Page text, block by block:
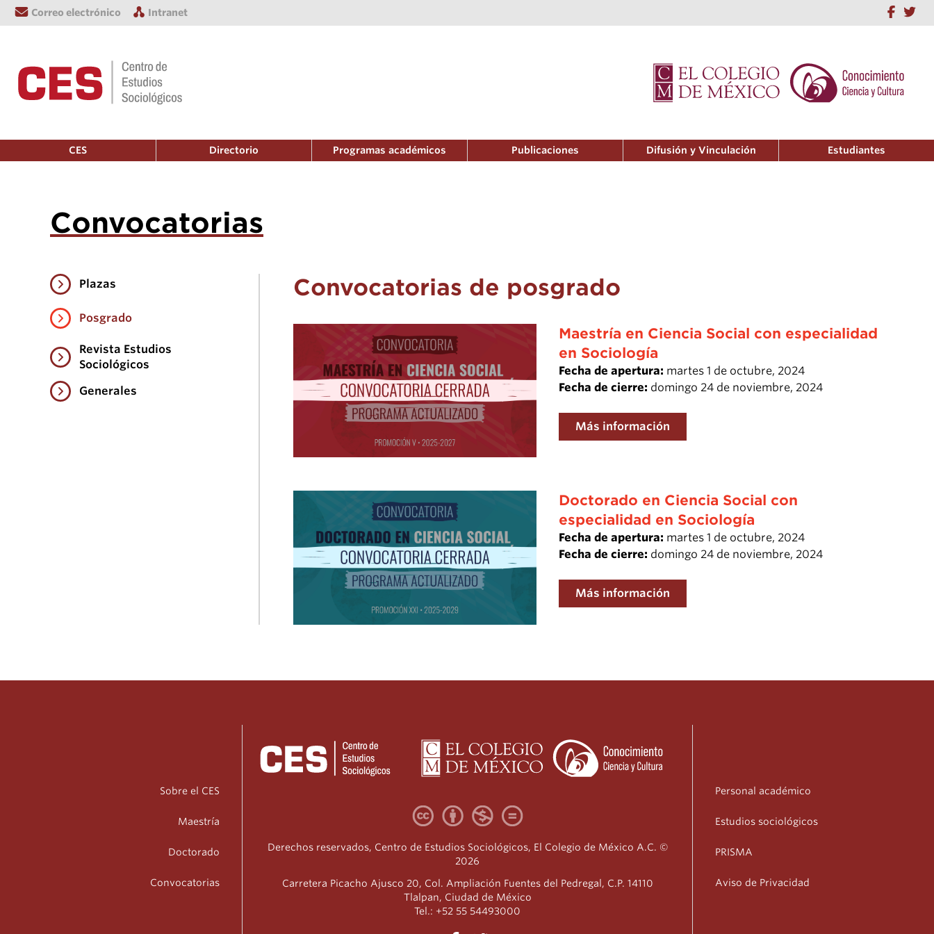
Correo electrónico Intranet
CES Directorio Programas académicos Publicaciones Difusión y Vinculación Estudiantes
Convocatorias
Plazas
Posgrado
Revista Estudios
Sociológicos
Generales
Convocatorias de posgrado
Maestría en Ciencia Social con especialidad
en Sociología
Fecha de apertura: martes 1 de octubre, 2024
Fecha de cierre: domingo 24 de noviembre, 2024
Más información
Doctorado en Ciencia Social con
especialidad en Sociología
Fecha de apertura: martes 1 de octubre, 2024
Fecha de cierre: domingo 24 de noviembre, 2024
Más información
Sobre el CES
Maestría
Doctorado
Convocatorias
Derechos reservados, Centro de Estudios Sociológicos, El Colegio de México A.C. ©
2026
Carretera Picacho Ajusco 20, Col. Ampliación Fuentes del Pedregal, C.P. 14110
Tlalpan, Ciudad de México
Tel.: +52 55 54493000
Personal académico
Estudios sociológicos
PRISMA
Aviso de Privacidad